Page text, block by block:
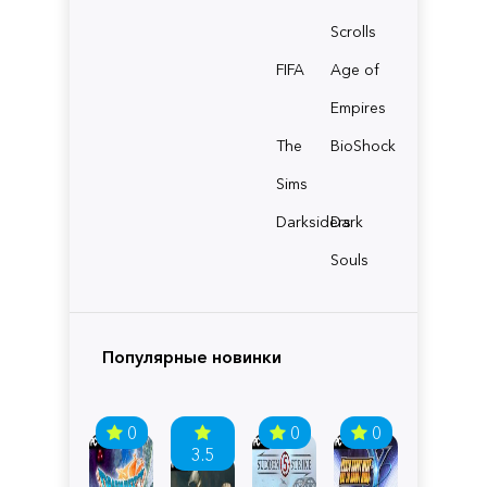
Scrolls
FIFA
Age of
Empires
The
Sims
BioShock
Darksiders
Dark
Souls
Популярные новинки
0
3.5
0 0